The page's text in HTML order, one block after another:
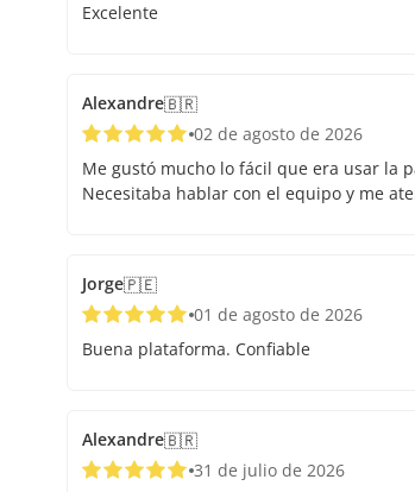
Excelente
Alexandre🇧🇷
02 de agosto de 2026
Me gustó mucho lo fácil que era usar la
Necesitaba hablar con el equipo y me
Jorge🇵🇪
01 de agosto de 2026
Buena plataforma. Confiable
Alexandre🇧🇷
31 de julio de 2026